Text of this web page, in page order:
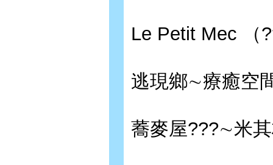
Le Petit Mec （
逃現鄉∼療癒空
蕎麥屋???∼米